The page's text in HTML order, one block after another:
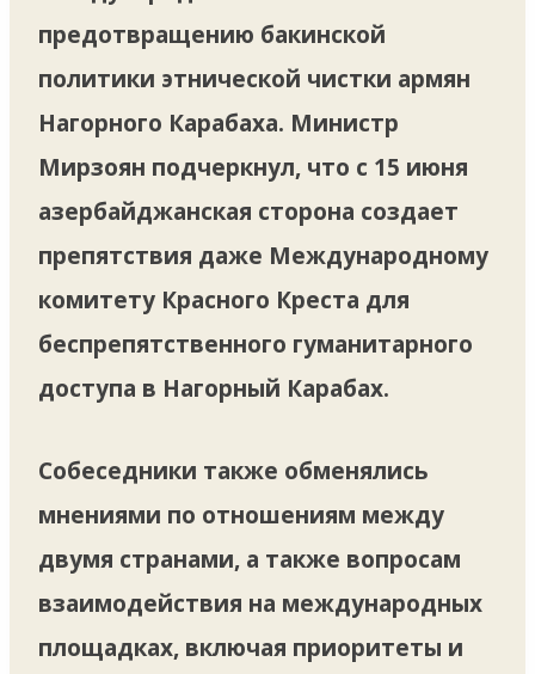
предотвращению бакинской
политики этнической чистки армян
Нагорного Карабаха. Министр
Мирзоян подчеркнул, что с 15 июня
азербайджанская сторона создает
препятствия даже Международному
комитету Красного Креста для
беспрепятственного гуманитарного
доступа в Нагорный Карабах.
Собеседники также обменялись
мнениями по отношениям между
двумя странами, а также вопросам
взаимодействия на международных
площадках, включая приоритеты и